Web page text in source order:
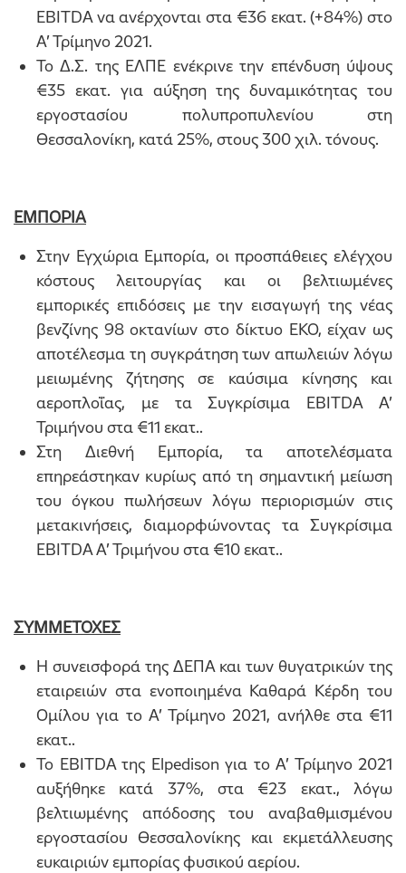
EBITDA να ανέρχονται στα €36 εκατ. (+84%) στο
Α’ Τρίμηνο 2021.
Το Δ.Σ. της ΕΛΠΕ ενέκρινε την επένδυση ύψους
€35 εκατ. για αύξηση της δυναμικότητας του
εργοστασίου πολυπροπυλενίου στη
Θεσσαλονίκη, κατά 25%, στους 300 χιλ. τόνους.
ΕΜΠΟΡΙΑ
Στην Εγχώρια Εμπορία, οι προσπάθειες ελέγχου
κόστους λειτουργίας και οι βελτιωμένες
εμπορικές επιδόσεις με την εισαγωγή της νέας
βενζίνης 98 οκτανίων στο δίκτυο ΕΚΟ, είχαν ως
αποτέλεσμα τη συγκράτηση των απωλειών λόγω
μειωμένης ζήτησης σε καύσιμα κίνησης και
αεροπλοΐας, με τα Συγκρίσιμα EBITDA Α’
Τριμήνου στα €11 εκατ..
Στη Διεθνή Εμπορία, τα αποτελέσματα
επηρεάστηκαν κυρίως από τη σημαντική μείωση
του όγκου πωλήσεων λόγω περιορισμών στις
μετακινήσεις, διαμορφώνοντας τα Συγκρίσιμα
EBITDA Α’ Τριμήνου στα €10 εκατ..
ΣΥΜΜΕΤΟΧΕΣ
Η συνεισφορά της ΔΕΠΑ και των θυγατρικών της
εταιρειών στα ενοποιημένα Καθαρά Κέρδη του
Ομίλου για το Α’ Τρίμηνο 2021, ανήλθε στα €11
εκατ..
Το EBITDA της Elpedison για το Α’ Τρίμηνο 2021
αυξήθηκε κατά 37%, στα €23 εκατ., λόγω
βελτιωμένης απόδοσης του αναβαθμισμένου
εργοστασίου Θεσσαλονίκης και εκμετάλλευσης
ευκαιριών εμπορίας φυσικού αερίου.